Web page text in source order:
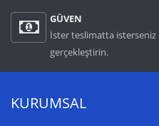
GÜVEN
İster teslimatta
gerçekleştirin.
KURUMSAL